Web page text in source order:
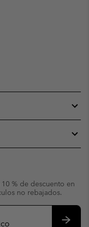
% de descuento en
no rebajados.